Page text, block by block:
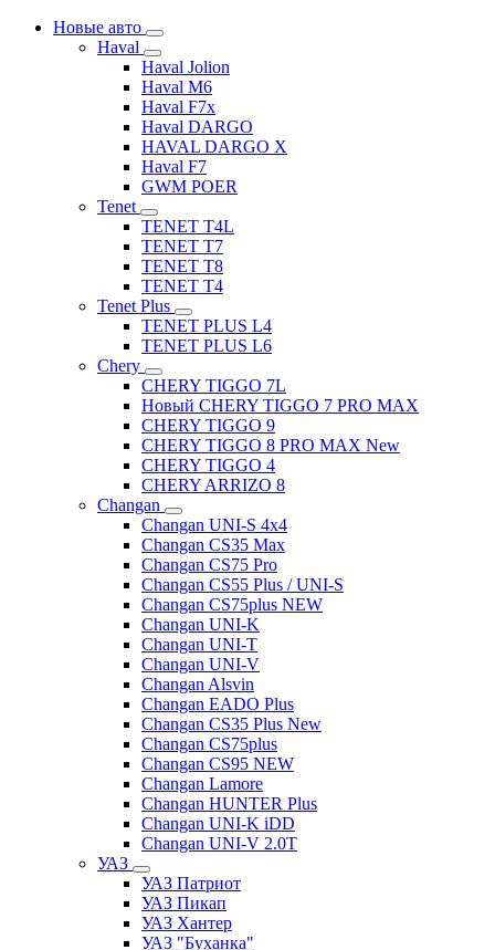
Новые авто
Haval
Haval Jolion
Haval M6
Haval F7x
Haval DARGO
HAVAL DARGO Х
Haval F7
GWM POER
Tenet
TENET T4L
TENET T7
TENET T8
TENET T4
Tenet Plus
TENET PLUS L4
TENET PLUS L6
Chery
CHERY TIGGO 7L
Новый CHERY TIGGO 7 PRO MAX
CHERY TIGGO 9
CHERY TIGGO 8 PRO MAX New
CHERY TIGGO 4
CHERY ARRIZO 8
Changan
Changan UNI-S 4x4
Changan CS35 Max
Changan CS75 Pro
Changan CS55 Plus / UNI-S
Changan CS75plus NEW
Changan UNI-K
Changan UNI-T
Changan UNI-V
Changan Alsvin
Changan EADO Plus
Changan CS35 Plus New
Changan CS75plus
Changan CS95 NEW
Changan Lamore
Changan HUNTER Plus
Changan UNI-K iDD
Changan UNI-V 2.0T
УАЗ
УАЗ Патриот
УАЗ Пикап
УАЗ Хантер
УАЗ "Буханка"